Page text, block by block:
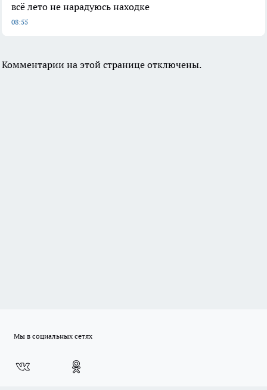
всё лето не нарадуюсь находке
08:55
Комментарии на этой странице отключены.
Мы в социальных сетях